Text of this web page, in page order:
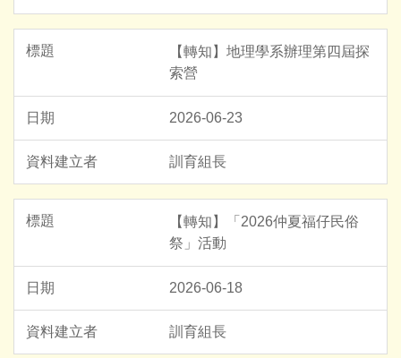
【轉知】地理學系辦理第四屆探
索營
2026-06-23
訓育組長
【轉知】「2026仲夏福仔民俗
祭」活動
2026-06-18
訓育組長